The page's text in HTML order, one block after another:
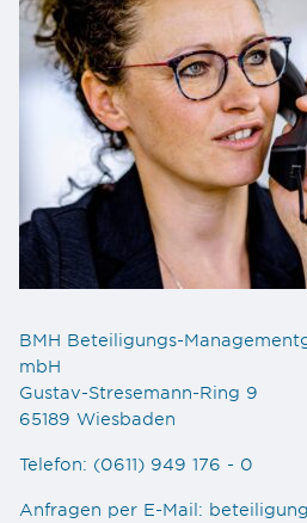
BMH Beteiligungs-
mbH
Gustav-Stresemann-Ring 9
65189 Wiesbaden
Telefon: (0611) 949 176 - 0
Anfragen per E-Mail: